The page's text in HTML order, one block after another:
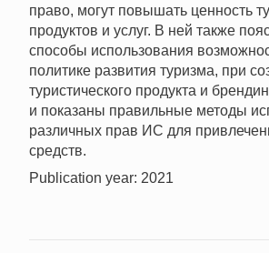
право, могут повышать ценность
продуктов и услуг. В ней также
способы использования
политике развития туризма, при
туристического продукта и
и показаны правильные методы
различных прав ИС для
средств.
Publication year: 2021